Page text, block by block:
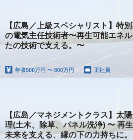
【広島／上級スペシャリスト】特
の電気主任技術者〜再生可能エネ
たの技術で支える。〜
年収500万円 〜 800万円 正社員
【広島／マネジメントクラス】太
理(土木、除草、パネル洗浄) 〜 再
未来を支える、縁の下の力持ちに